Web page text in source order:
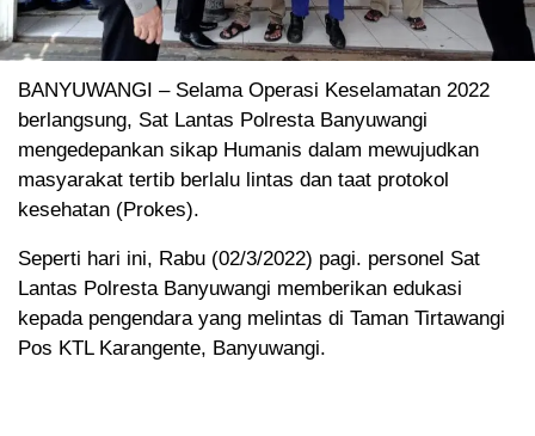
BANYUWANGI – Selama Operasi Keselamatan 2022
berlangsung, Sat Lantas Polresta Banyuwangi
mengedepankan sikap Humanis dalam mewujudkan
masyarakat tertib berlalu lintas dan taat protokol
kesehatan (Prokes).
Seperti hari ini, Rabu (02/3/2022) pagi. personel Sat
Lantas Polresta Banyuwangi memberikan edukasi
kepada pengendara yang melintas di Taman Tirtawangi
Pos KTL Karangente, Banyuwangi.